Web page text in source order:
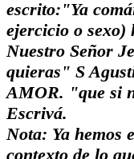
escrito:"Ya
ejercicio o sexo)
Nuestro Señor
quieras" S
AMOR. "que si
Escrivá.
Nota: Ya hemos
contexto de lo